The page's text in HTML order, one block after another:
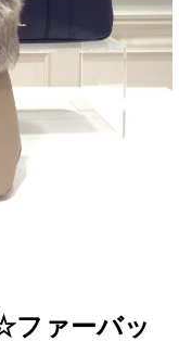
ファーバッ